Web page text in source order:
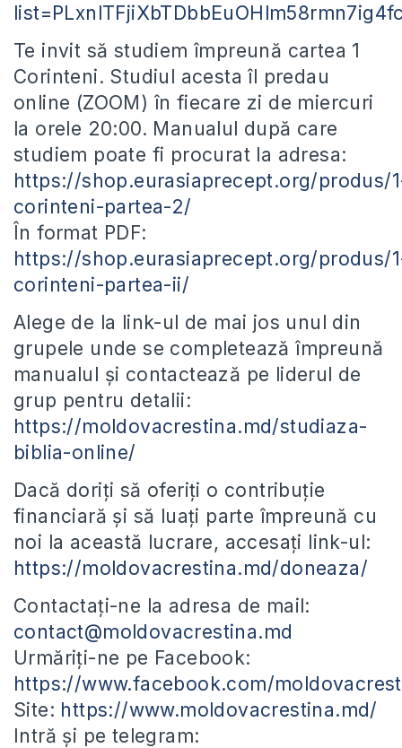
Te invit să studiem împreună cartea 1
Corinteni. Studiul acesta îl predau
online (ZOOM) în fiecare zi de miercuri
la orele 20:00. Manualul după care
studiem poate fi procurat la adresa:
https://shop.eurasiaprecept.org/produs/
corinteni-partea-2/
În format PDF:
https://shop.eurasiaprecept.org/produs/
corinteni-partea-ii/
Alege de la link-ul de mai jos unul din
grupele unde se completează împreună
manualul și contactează pe liderul de
grup pentru detalii:
https://moldovacrestina.md/studiaza-
biblia-online/
Dacă doriți să oferiți o contribuție
financiară și să luați parte împreună cu
noi la această lucrare, accesați link-ul:
https://moldovacrestina.md/doneaza/
Contactați-ne la adresa de mail:
contact@moldovacrestina.md
Urmăriți-ne pe Facebook:
https://www.facebook.com/
Site: https://www.moldovacrestina.md/
Intră și pe telegram: